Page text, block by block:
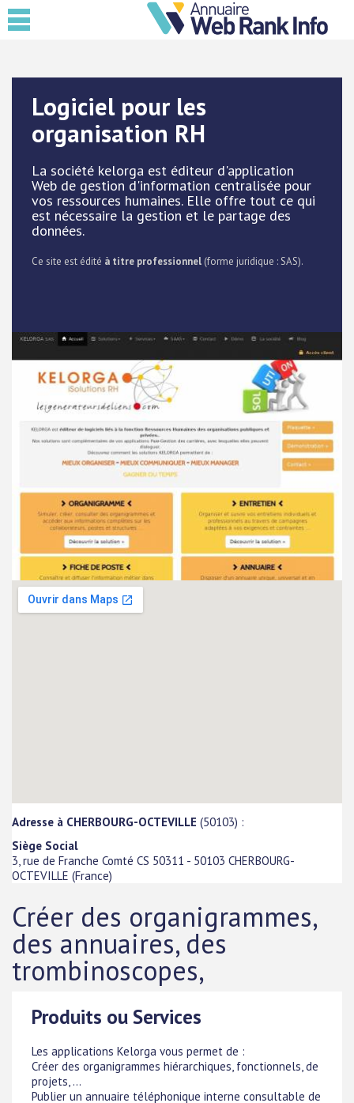
Logiciel pour les
organisation RH
La société kelorga est éditeur d'application
Web de gestion d'information centralisée pour
vos ressources humaines. Elle offre tout ce qui
est nécessaire la gestion et le partage des
données.
Ce site est édité à titre professionnel (forme juridique : SAS).
Adresse à CHERBOURG-OCTEVILLE (50103) :
Siège Social
3, rue de Franche Comté CS 50311 - 50103 CHERBOURG-
OCTEVILLE (France)
Créer des organigrammes,
des annuaires, des
trombinoscopes,
Produits ou Services
Les applications Kelorga vous permet de :
Créer des organigrammes hiérarchiques, fonctionnels, de
projets, ...
Publier un annuaire téléphonique interne consultable de